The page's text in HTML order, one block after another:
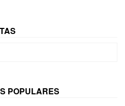
POPULARES